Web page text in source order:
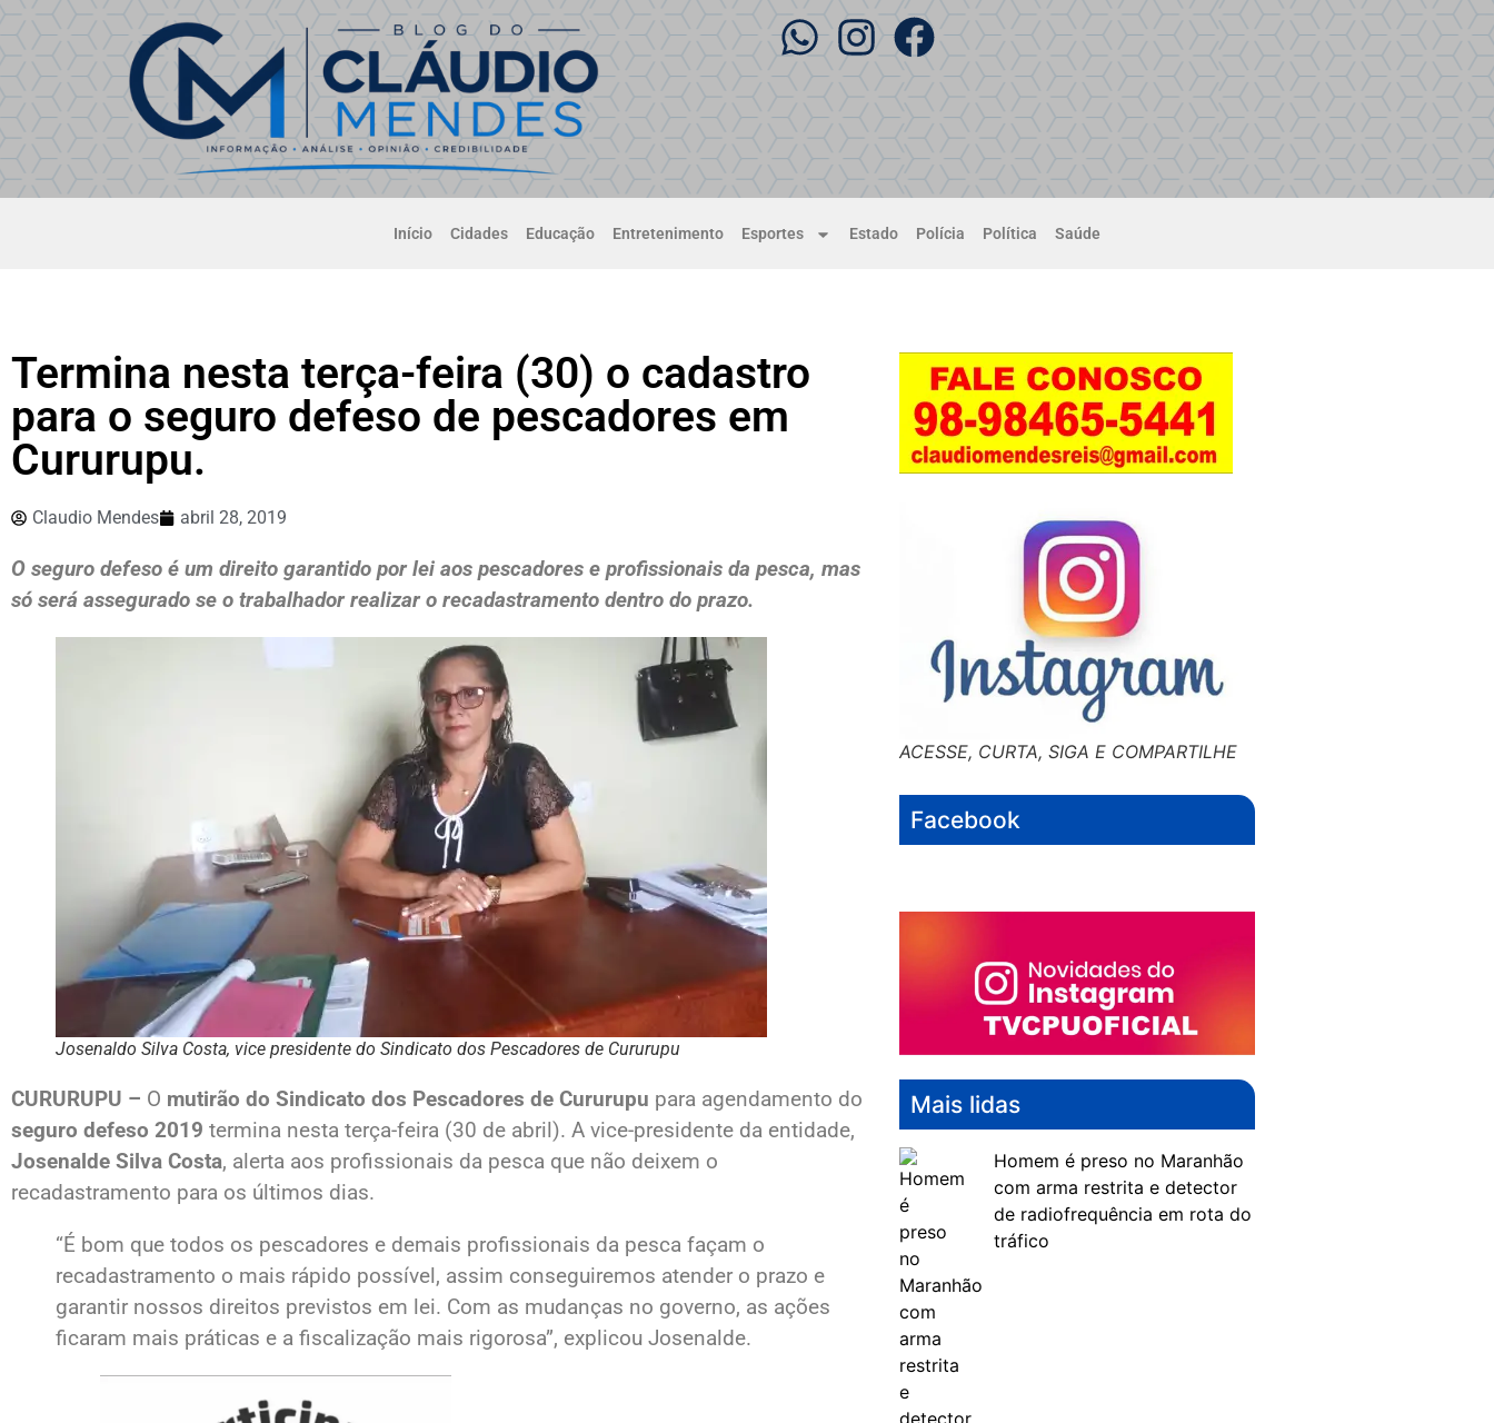
Início Cidades Educação Entretenimento Esportes Estado Polícia Política Saúde
Termina nesta terça-feira (30) o cadastro
para o seguro defeso de pescadores em
Cururupu.
Claudio Mendes abril 28, 2019
O seguro defeso é um direito garantido por lei aos pescadores e profissionais da pesca, mas
só será assegurado se o trabalhador realizar o recadastramento dentro do prazo.
Josenaldo Silva Costa, vice presidente do Sindicato dos Pescadores de Cururupu
CURURUPU – O mutirão do Sindicato dos Pescadores de Cururupu para agendamento do
seguro defeso 2019 termina nesta terça-feira (30 de abril). A vice-presidente da entidade,
Josenalde Silva Costa, alerta aos profissionais da pesca que não deixem o
recadastramento para os últimos dias.
“É bom que todos os pescadores e demais profissionais da pesca façam o
recadastramento o mais rápido possível, assim conseguiremos atender o prazo e
garantir nossos direitos previstos em lei. Com as mudanças no governo, as ações
ficaram mais práticas e a fiscalização mais rigorosa”, explicou Josenalde.
ACESSE, CURTA, SIGA E COMPARTILHE
Facebook
Mais lidas
Homem é preso no Maranhão
com arma restrita e detector
de radiofrequência em rota do
tráfico